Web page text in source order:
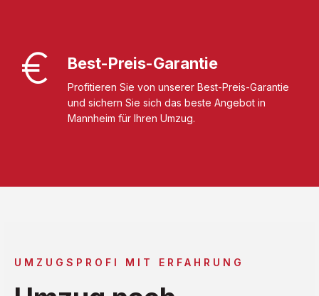
Best-Preis-Garantie
Profitieren Sie von unserer Best-Preis-Garantie
und sichern Sie sich das beste Angebot in
Mannheim für Ihren Umzug.
UMZUGSPROFI MIT ERFAHRUNG